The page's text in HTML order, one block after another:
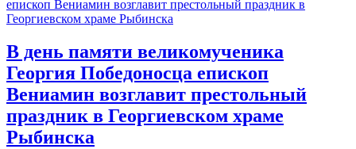
В день памяти великомученика
Георгия Победоносца епископ
Вениамин возглавит престольный
праздник в Георгиевском храме
Рыбинска